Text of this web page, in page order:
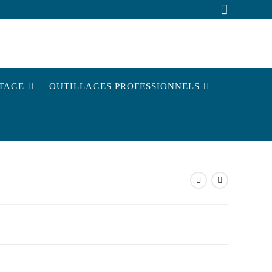
OUTILLAGES PROFESSIONNELS